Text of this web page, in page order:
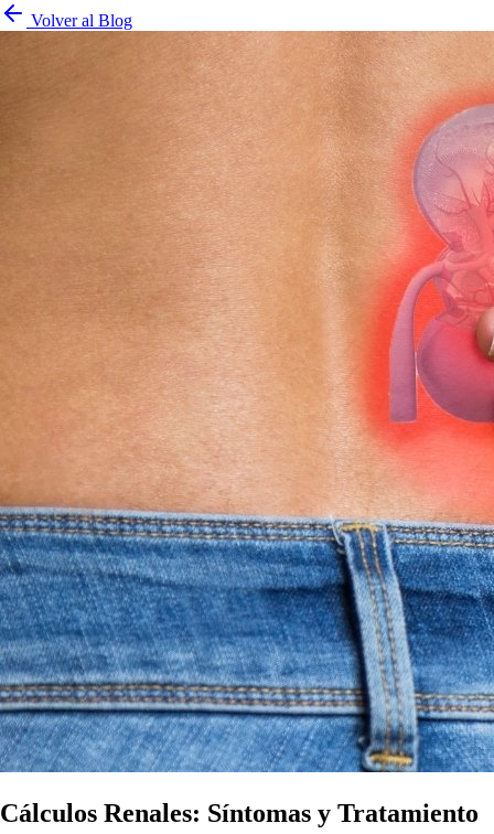
Volver al Blog
Cálculos Renales: Síntomas y Tratamiento